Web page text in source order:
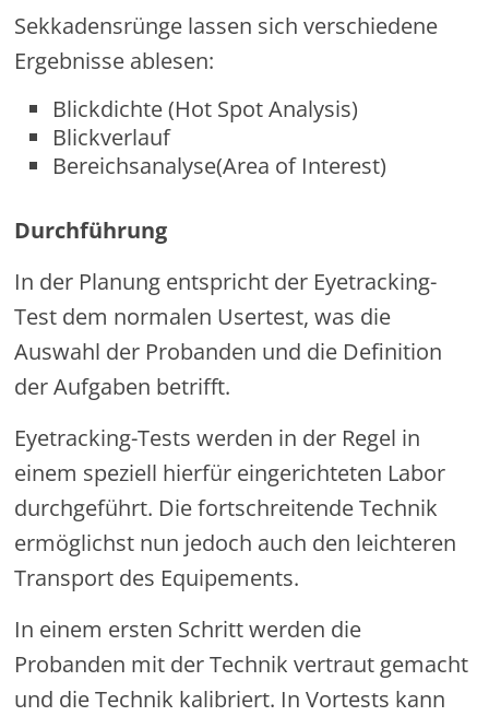
Sekkadensrünge lassen sich verschiedene
Ergebnisse ablesen:
Blickdichte (Hot Spot Analysis)
Blickverlauf
Bereichsanalyse(Area of Interest)
Durchführung
In der Planung entspricht der Eyetracking-
Test dem normalen Usertest, was die
Auswahl der Probanden und die Definition
der Aufgaben betrifft.
Eyetracking-Tests werden in der Regel in
einem speziell hierfür eingerichteten Labor
durchgeführt. Die fortschreitende Technik
ermöglichst nun jedoch auch den leichteren
Transport des Equipements.
In einem ersten Schritt werden die
Probanden mit der Technik vertraut gemacht
und die Technik kalibriert. In Vortests kann